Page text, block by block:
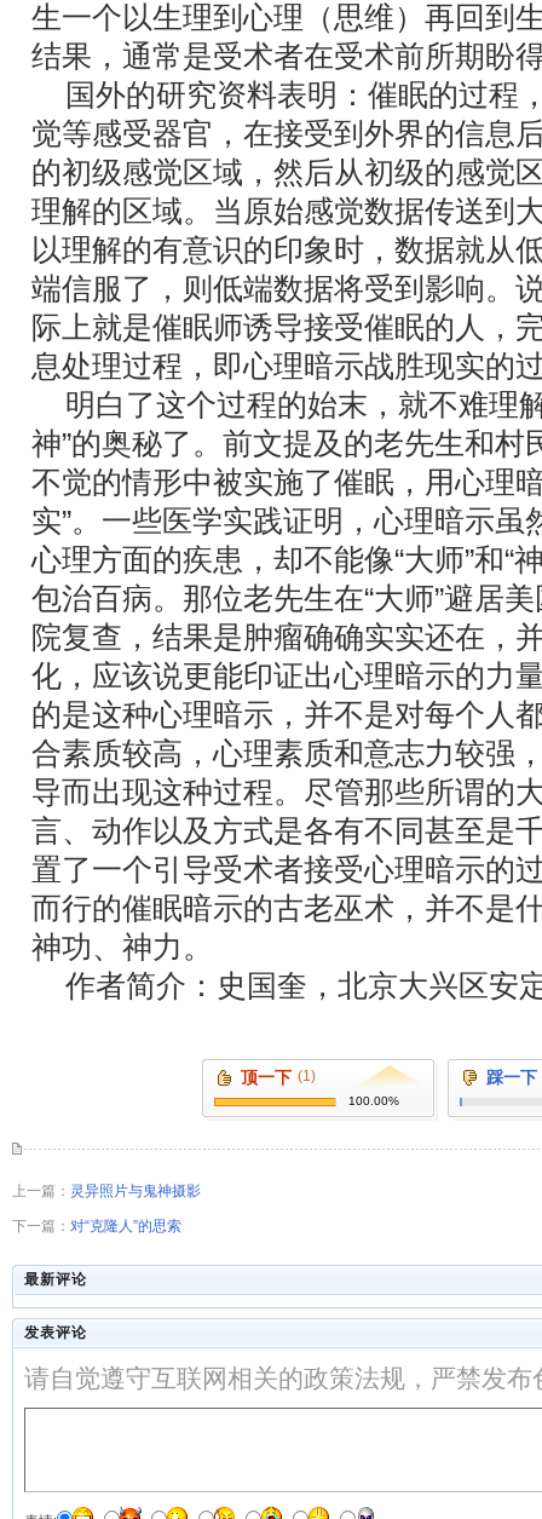
生一个以生理到心理（思维）再回到
结果，通常是受术者在受术前所期盼
国外的研究资料表明：催眠的过程
觉等感受器官，在接受到外界的信息
的初级感觉区域，然后从初级的感觉
理解的区域。当原始感觉数据传送到
以理解的有意识的印象时，数据就从
端信服了，则低端数据将受到影响。
际上就是催眠师诱导接受催眠的人，
息处理过程，即心理暗示战胜现实的
明白了这个过程的始末，就不难理解
神”的奥秘了。前文提及的老先生和村
不觉的情形中被实施了催眠，用心理
实”。一些医学实践证明，心理暗示虽
心理方面的疾患，却不能像“大师”和“
包治百病。那位老先生在“大师”避居
院复查，结果是肿瘤确确实实还在，
化，应该说更能印证出心理暗示的力
的是这种心理暗示，并不是对每个人
合素质较高，心理素质和意志力较强
导而出现这种过程。尽管那些所谓的
言、动作以及方式是各有不同甚至是
置了一个引导受术者接受心理暗示的
而行的催眠暗示的古老巫术，并不是什
神功、神力。
作者简介：史国奎，北京大兴区安
顶一下 (1)
100.00%
踩一下
上一篇： 灵异照片与鬼神摄影
下一篇： 对“克隆人”的思索
最新评论
发表评论
请自觉遵守互联网相关的政策法规，严禁发